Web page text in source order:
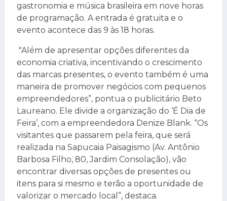
gastronomia e música brasileira em nove horas
de programação. A entrada é gratuita e o
evento acontece das 9 às 18 horas.
"Além de apresentar opções diferentes da
economia criativa, incentivando o crescimento
das marcas presentes, o evento também é uma
maneira de promover negócios com pequenos
empreendedores”, pontua o publicitário Beto
Laureano. Ele divide a organização do ‘É Dia de
Feira’, com a empreendedora Denize Blank. “Os
visitantes que passarem pela feira, que será
realizada na Sapucaia Paisagismo (Av. Antônio
Barbosa Filho, 80, Jardim Consolação), vão
encontrar diversas opções de presentes ou
itens para si mesmo e terão a oportunidade de
valorizar o mercado local”, destaca.